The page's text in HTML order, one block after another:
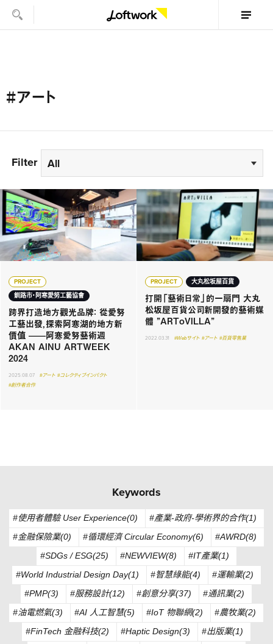
#アート
Filter All
PROJECT
釧路市・阿寒愛努工藝協會
跨界打造地方觀光品牌： 從愛努
工藝出發，探索阿寒湖的地方新
價值 ——阿寒愛努藝術週
AKAN AINU ARTWEEK
2024
2025.08.07 #アート #コレクティブインパクト
#創作者合作
PROJECT 大丸松坂屋百貨
打開「藝術日常」的一扇門 大丸
松坂屋百貨公司新開發的藝術媒
體 ”ARToVILLA”
2022.03.31 #Webサイト #アート #百貨零售業
Keywords
#使用者體驗 User Experience(0)
#產業-政府-學術界的合作(1)
#金融保險業(0)
#循環經濟 Circular Economy(6)
#AWRD(8)
#SDGs / ESG(25)
#NEWVIEW(8)
#IT產業(1)
#World Industrial Design Day(1)
#智慧綠能(4)
#運輸業(2)
#PMP(3)
#服務設計(12) #創意分享(37)
#通訊業(2)
#油電燃氣(3)
#AI 人工智慧(5) #IoT 物聯網(2)
#農牧業(2)
#FinTech 金融科技(2)
#Haptic Design(3)
#出版業(1)